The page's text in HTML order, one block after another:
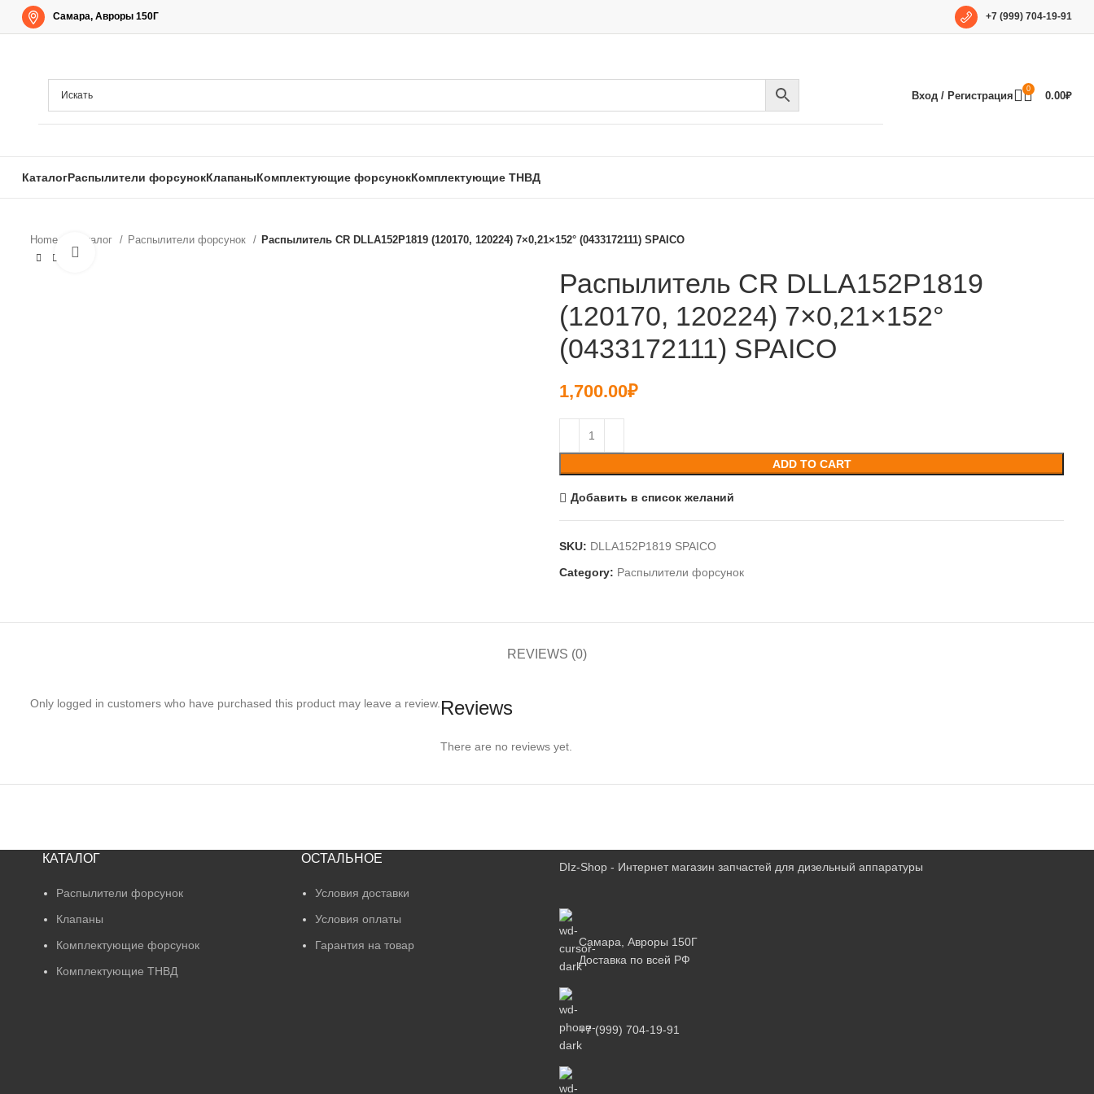
Самара, Авроры 150Г +7 (999) 704-19-91
Вход / Регистрация
0
0.00₽
КаталогРаспылители форсунокКлапаныКомплектующие форсунокКомплектующие ТНВД
Home Каталог Распылители форсунок
Распылитель CR DLLA152P1819 (120170, 120224) 7×0,21×152° (0433172111) SPAICO
Распылитель CR DLLA152P1819
(120170, 120224) 7×0,21×152°
(0433172111) SPAICO
1,700.00₽
ADD TO CART
Добавить в список желаний
SKU: DLLA152P1819 SPAICO
Category: Распылители форсунок
REVIEWS (0)
Reviews
There are no reviews yet.
Only logged in customers who have purchased this product may leave a review.
КАТАЛОГ
Распылители форсунок
Клапаны
Комплектующие форсунок
Комплектующие ТНВД
ОСТАЛЬНОЕ
Условия доставки
Условия оплаты
Гарантия на товар
DIz-Shop - Интернет магазин запчастей для дизельный аппаратуры
Самара, Авроры 150Г
Доставка по всей РФ
+7 (999) 704-19-91